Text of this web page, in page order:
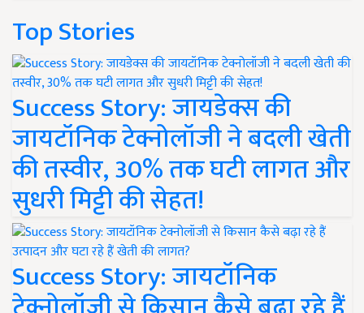
Top Stories
Success Story: जायडेक्स की
जायटॉनिक टेक्नोलॉजी ने बदली खेती
की तस्वीर, 30% तक घटी लागत और
सुधरी मिट्टी की सेहत!
Success Story: जायटॉनिक